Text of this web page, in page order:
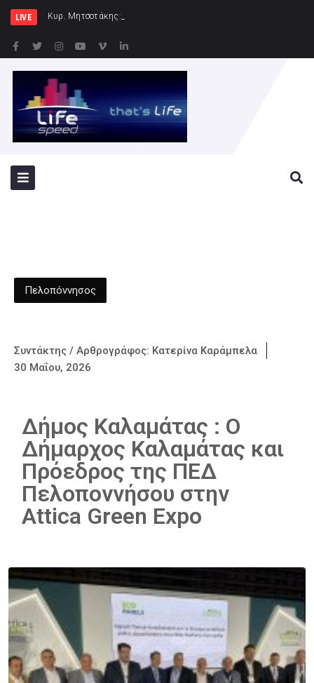
LIVE Κυρ. Μητσοτάκης: Η χώρα δεν μπορεί να
Πελοπόννησος
Συντάκτης / Αρθρογράφος: Κατερίνα Καράμπελα
30 Μαΐου, 2026
Δήμος Καλαμάτας : Ο
Δήμαρχος Καλαμάτας και
Πρόεδρος της ΠΕΔ
Πελοποννήσου στην
Attica Green Expo